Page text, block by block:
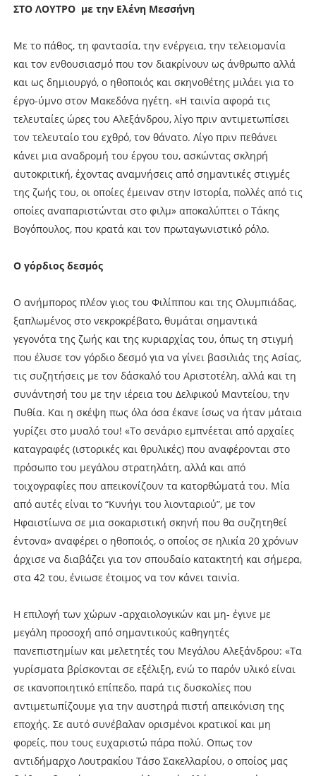
ΣΤΟ ΛΟΥΤΡΟ με την Ελένη Μεσσήνη
Με το πάθος, τη φαντασία, την ενέργεια, την τελειομανία
και τον ενθουσιασμό που τον διακρίνουν ως άνθρωπο αλλά
και ως δημιουργό, ο ηθοποιός και σκηνοθέτης μιλάει για το
έργο-ύμνο στον Μακεδόνα ηγέτη. «Η ταινία αφορά τις
τελευταίες ώρες του Αλεξάνδρου, λίγο πριν αντιμετωπίσει
τον τελευταίο του εχθρό, τον θάνατο. Λίγο πριν πεθάνει
κάνει μια αναδρομή του έργου του, ασκώντας σκληρή
αυτοκριτική, έχοντας αναμνήσεις από σημαντικές στιγμές
της ζωής του, οι οποίες έμειναν στην Ιστορία, πολλές από τις
οποίες αναπαριστώνται στο φιλμ» αποκαλύπτει ο Τάκης
Βογόπουλος, που κρατά και τον πρωταγωνιστικό ρόλο.
Ο γόρδιος δεσμός
Ο ανήμπορος πλέον γιος του Φιλίππου και της Ολυμπιάδας,
ξαπλωμένος στο νεκροκρέβατο, θυμάται σημαντικά
γεγονότα της ζωής και της κυριαρχίας του, όπως τη στιγμή
που έλυσε τον γόρδιο δεσμό για να γίνει βασιλιάς της Ασίας,
τις συζητήσεις με τον δάσκαλό του Αριστοτέλη, αλλά και τη
συνάντησή του με την ιέρεια του Δελφικού Μαντείου, την
Πυθία. Και η σκέψη πως όλα όσα έκανε ίσως να ήταν μάταια
γυρίζει στο μυαλό του! «Το σενάριο εμπνέεται από αρχαίες
καταγραφές (ιστορικές και θρυλικές) που αναφέρονται στο
πρόσωπο του μεγάλου στρατηλάτη, αλλά και από
τοιχογραφίες που απεικονίζουν τα κατορθώματά του. Μία
από αυτές είναι το “Κυνήγι του λιονταριού”, με τον
Ηφαιστίωνα σε μια σοκαριστική σκηνή που θα συζητηθεί
έντονα» αναφέρει ο ηθοποιός, ο οποίος σε ηλικία 20 χρόνων
άρχισε να διαβάζει για τον σπουδαίο κατακτητή και σήμερα,
στα 42 του, ένιωσε έτοιμος να τον κάνει ταινία.
Η επιλογή των χώρων -αρχαιολογικών και μη- έγινε με
μεγάλη προσοχή από σημαντικούς καθηγητές
πανεπιστημίων και μελετητές του Μεγάλου Αλεξάνδρου: «Τα
γυρίσματα βρίσκονται σε εξέλιξη, ενώ το παρόν υλικό είναι
σε ικανοποιητικό επίπεδο, παρά τις δυσκολίες που
αντιμετωπίζουμε για την αυστηρά πιστή απεικόνιση της
εποχής. Σε αυτό συνέβαλαν ορισμένοι κρατικοί και μη
φορείς, που τους ευχαριστώ πάρα πολύ. Οπως τον
αντιδήμαρχο Λουτρακίου Τάσο Σακελλαρίου, ο οποίος μας